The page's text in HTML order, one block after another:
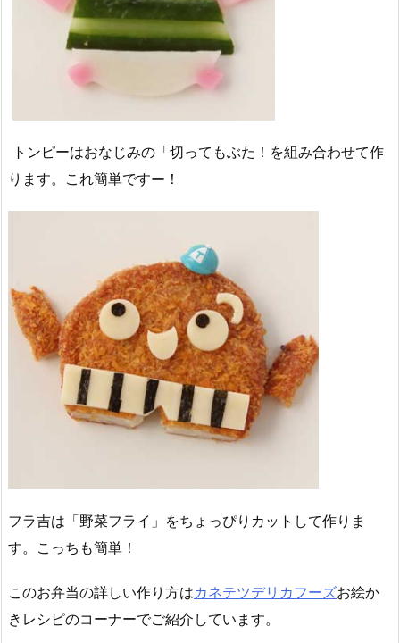
トンピーはおなじみの「切ってもぶた！を組み合わせて作
ります。これ簡単ですー！
フラ吉は「野菜フライ」をちょっぴりカットして作りま
す。こっちも簡単！
このお弁当の詳しい作り方はカネテツデリカフーズお絵か
きレシピのコーナーでご紹介しています。